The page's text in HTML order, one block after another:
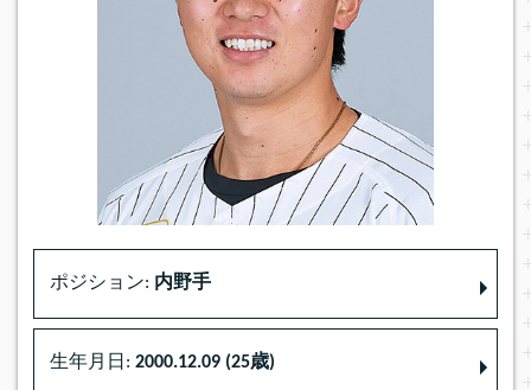
ポジション: 内野手
生年月日: 2000.12.09 (25歳)